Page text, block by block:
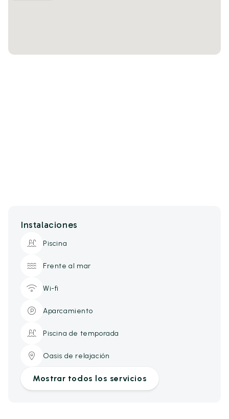
Instalaciones
Piscina
Frente al mar
Wi-fi
Aparcamiento
Piscina de temporada
Oasis de relajación
Mostrar todos los servicios